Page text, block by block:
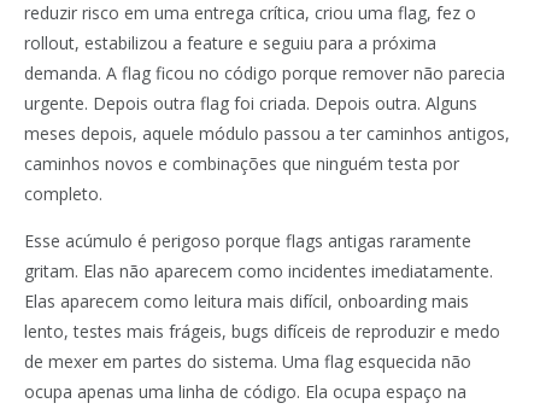
reduzir risco em uma entrega crítica, criou uma flag, fez o
rollout, estabilizou a feature e seguiu para a próxima
demanda. A flag ficou no código porque remover não parecia
urgente. Depois outra flag foi criada. Depois outra. Alguns
meses depois, aquele módulo passou a ter caminhos antigos,
caminhos novos e combinações que ninguém testa por
completo.
Esse acúmulo é perigoso porque flags antigas raramente
gritam. Elas não aparecem como incidentes imediatamente.
Elas aparecem como leitura mais difícil, onboarding mais
lento, testes mais frágeis, bugs difíceis de reproduzir e medo
de mexer em partes do sistema. Uma flag esquecida não
ocupa apenas uma linha de código. Ela ocupa espaço na